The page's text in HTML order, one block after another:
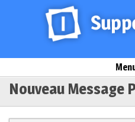
Nouveau Message